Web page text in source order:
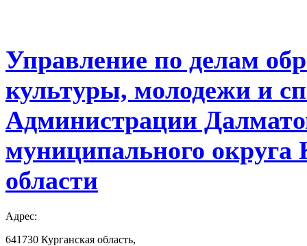
Управление по делам
культуры, молодежи и
Администрации
муниципального округа
области
Адрес:
641730 Курганская область,